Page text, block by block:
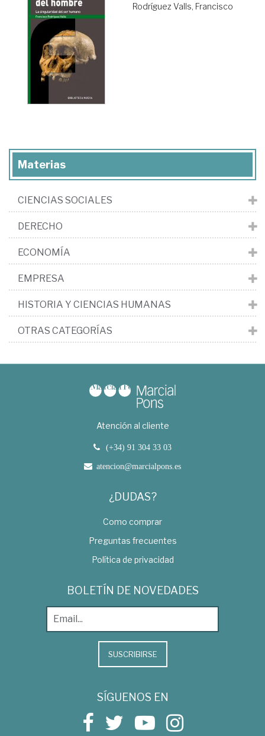
Rodríguez Valls, Francisco
Materias
CIENCIAS SOCIALES
DERECHO
ECONOMÍA
EMPRESA
HISTORIA Y CIENCIAS HUMANAS
OTRAS CATEGORÍAS
Atención al cliente
(+34) 91 304 33 03
atencion@marcialpons.es
¿DUDAS?
Como comprar
Preguntas frecuentes
Política de privacidad
BOLETÍN DE NOVEDADES
SUSCRIBIRSE
SÍGUENOS EN